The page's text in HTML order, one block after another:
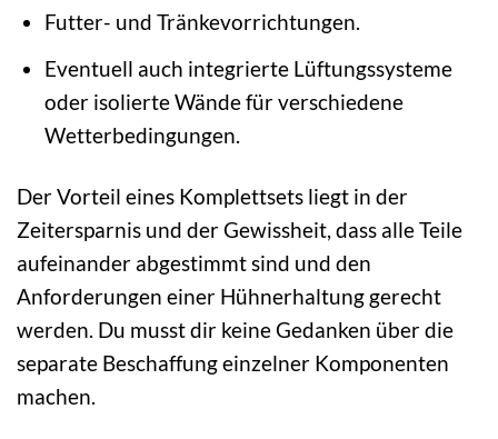
Futter- und Tränkevorrichtungen.
Eventuell auch integrierte Lüftungssysteme
oder isolierte Wände für verschiedene
Wetterbedingungen.
Der Vorteil eines Komplettsets liegt in der
Zeitersparnis und der Gewissheit, dass alle Teile
aufeinander abgestimmt sind und den
Anforderungen einer Hühnerhaltung gerecht
werden. Du musst dir keine Gedanken über die
separate Beschaffung einzelner Komponenten
machen.